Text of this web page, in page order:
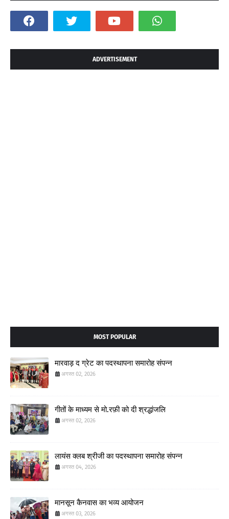
ADVERTISEMENT
MOST POPULAR
मारवाड़ द ग्रेट का पदस्थापना समारोह संपन्न
अगस्त 02, 2026
गीतों के माध्यम से मो.रफ़ी को दी श्रद्धांजलि
अगस्त 02, 2026
लायंस क्लब श्रीजी का पदस्थापना समारोह संपन्न
अगस्त 04, 2026
मानसून कैनवास का भव्य आयोजन
अगस्त 03, 2026